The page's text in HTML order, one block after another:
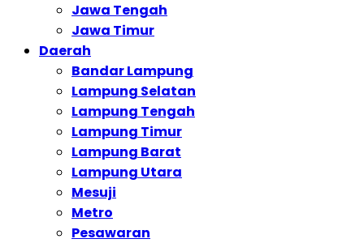
Jawa Tengah
Jawa Timur
Daerah
Bandar Lampung
Lampung Selatan
Lampung Tengah
Lampung Timur
Lampung Barat
Lampung Utara
Mesuji
Metro
Pesawaran